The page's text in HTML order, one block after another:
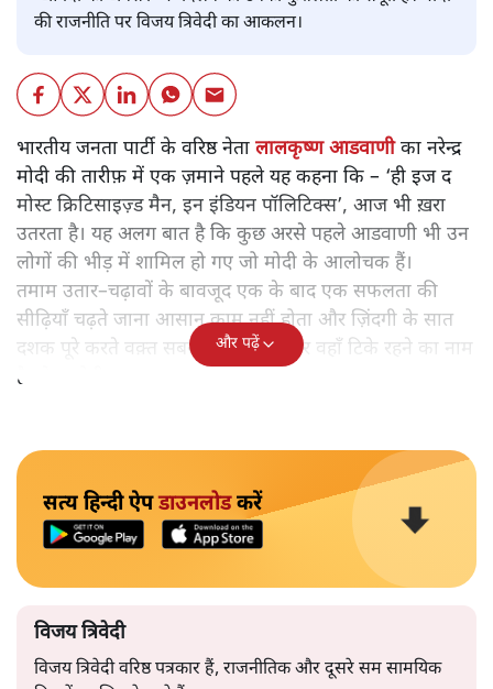
की राजनीति पर विजय त्रिवेदी का आकलन।
भारतीय जनता पार्टी के वरिष्ठ नेता लालकृष्ण आडवाणीका नरेन्द्र
मोदी की तारीफ़ में एक ज़माने पहले यह कहना कि – ‘ही इज द
मोस्ट क्रिटिसाइज़्ड मैन, इन इंडियन पॉलिटिक्स’, आज भी ख़रा
उतरता है। यह अलग बात है कि कुछ अरसे पहले आडवाणी भी उन
लोगों की भीड़ में शामिल हो गए जो मोदी के आलोचक हैं।
तमाम उतार–चढ़ावों के बावजूद एक के बाद एक सफलता की
सीढ़ियाँ चढ़ते जाना आसान काम नहीं होता और ज़िंदगी के सात
दशक पूरे करते वक़्त सबसे ऊपर होना और वहाँ टिके रहने का नाम
है नरेन्द्र मोदी।
और पढ़ें
सत्य हिन्दी ऐपडाउनलोडकरें
विजय त्रिवेदी
विजय त्रिवेदी वरिष्ठ पत्रकार हैं, राजनीतिक और दूसरे सम सामयिक